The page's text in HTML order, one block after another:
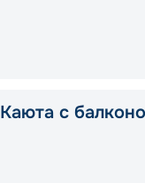
Каюта с